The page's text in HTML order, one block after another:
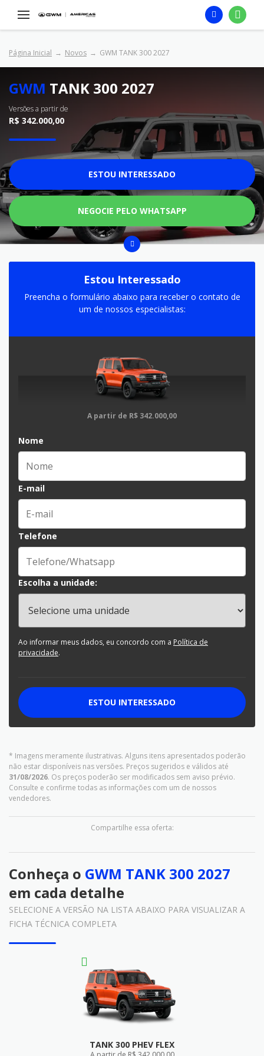
Página Inicial Novos GWM TANK 300 2027
GWM TANK 300 2027
Versões a partir de
R$ 342.000,00
ESTOU INTERESSADO
NEGOCIE PELO WHATSAPP
* Imagens meramente ilustrativas. Alguns itens apresentados poderão
não estar disponíveis nas versões. Preços sugeridos e válidos até
31/08/2026. Os preços poderão ser modificados sem aviso prévio.
Consulte e confirme todas as informações com um de nossos
vendedores.
Compartilhe essa oferta:
Estou Interessado
Preencha o formulário abaixo para receber o contato de
um de nossos especialistas:
A partir de R$ 342.000,00
Nome
E-mail
Telefone
Escolha a unidade:
Ao informar meus dados, eu concordo com a Política de
privacidade.
ESTOU INTERESSADO
Conheça o GWM TANK 300 2027
em cada detalhe
SELECIONE A VERSÃO NA LISTA ABAIXO PARA VISUALIZAR A
FICHA TÉCNICA COMPLETA
TANK 300 PHEV FLEX